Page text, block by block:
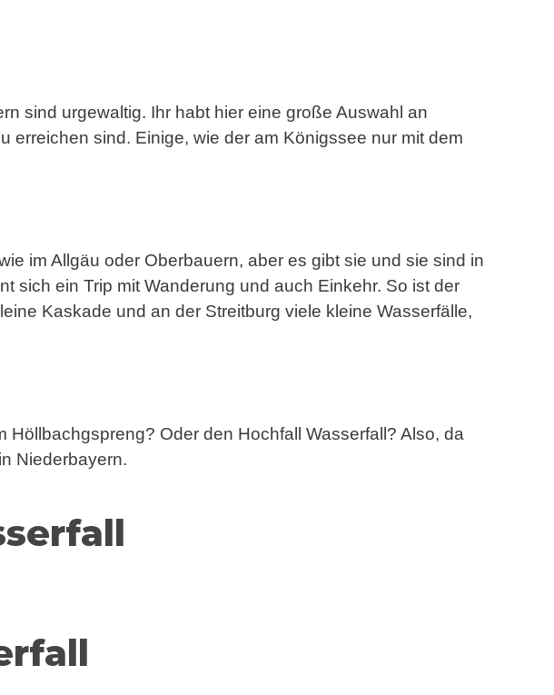
sind urgewaltig. Ihr habt hier eine große Auswahl an
erreichen sind. Einige, wie der am Königssee nur mit dem
im Allgäu oder Oberbauern, aber es gibt sie und sie sind in
sich ein Trip mit Wanderung und auch Einkehr. So ist der
Kaskade und an der Streitburg viele kleine Wasserfälle,
Oder den Hochfall Wasserfall? Also, da
Niederbayern.